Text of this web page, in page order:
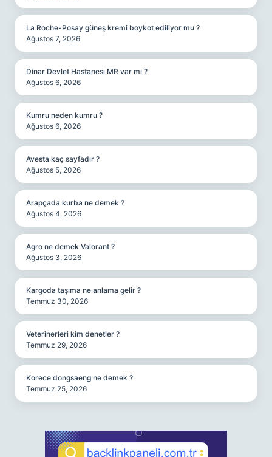
La Roche-Posay güneş kremi boykot ediliyor mu ?
Ağustos 7, 2026
Dinar Devlet Hastanesi MR var mı ?
Ağustos 6, 2026
Kumru neden kumru ?
Ağustos 6, 2026
Avesta kaç sayfadır ?
Ağustos 5, 2026
Arapçada kurba ne demek ?
Ağustos 4, 2026
Agro ne demek Valorant ?
Ağustos 3, 2026
Kargoda taşıma ne anlama gelir ?
Temmuz 30, 2026
Veterinerleri kim denetler ?
Temmuz 29, 2026
Korece dongsaeng ne demek ?
Temmuz 25, 2026